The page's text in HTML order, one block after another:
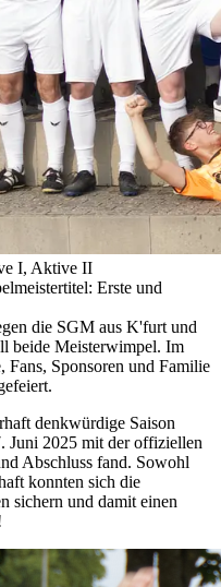
I, Aktive II
Erste und
die SGM aus K'furt und
beide Meisterwimpel. Im
Fans, Sponsoren und Familie
denkwürdige Saison
Juni 2025 mit der offiziellen
Abschluss fand. Sowohl
konnten sich die
sichern und damit einen